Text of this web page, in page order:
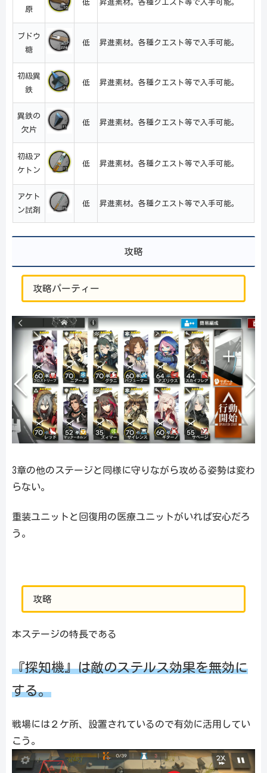
原
低 昇進素材。各種クエスト等で入手可能。
ブドウ
糖
低 昇進素材。各種クエスト等で入手可能。
初級異
鉄
低 昇進素材。各種クエスト等で入手可能。
異鉄の
欠片
低 昇進素材。各種クエスト等で入手可能。
初級ア
ケトン
低 昇進素材。各種クエスト等で入手可能。
アケト
ン試剤
低 昇進素材。各種クエスト等で入手可能。
攻略
攻略パーティー
3章の他のステージと同様に守りながら攻める姿勢は変わ
らない。
重装ユニットと回復用の医療ユニットがいれば安心だろ
う。
攻略
本ステージの特長である
『探知機』は敵のステルス効果を無効に
する。
戦場には２ケ所、設置されているので有効に活用してい
こう。